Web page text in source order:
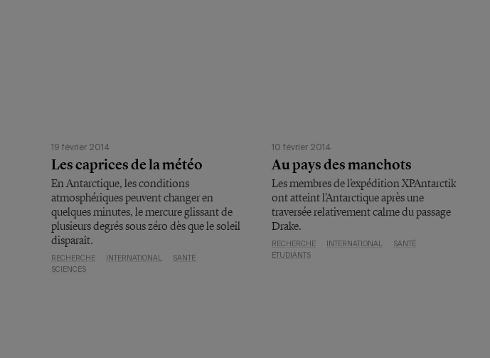
19 février 2014
Les caprices de la météo
En Antarctique, les conditions
atmosphériques peuvent changer en
quelques minutes, le mercure glissant de
plusieurs degrés sous zéro dès que le soleil
disparaît.
RECHERCHE INTERNATIONAL
SANTÉ
SCIENCES
10 février 2014
Au pays des manchots
Les membres de l’expédition XPAntarctik
ont atteint l’Antarctique après une
traversée relativement calme du passage
Drake.
RECHERCHE INTERNATIONAL
SANTÉ
ÉTUDIANTS